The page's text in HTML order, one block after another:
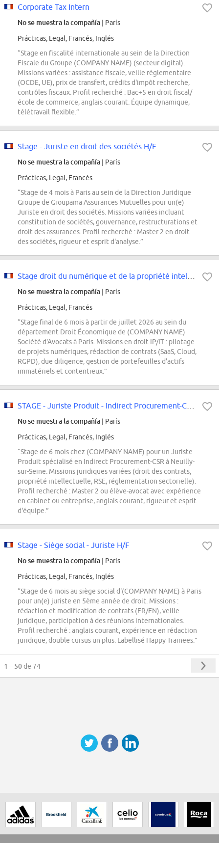
Corporate Tax Intern
No se muestra la compañía | París
Prácticas, Legal, Francés, Inglés
“Stage en fiscalité internationale au sein de la Direction
Fiscale du Groupe (COMPANY NAME) (secteur digital).
Missions variées : assistance fiscale, veille réglementaire
(OCDE, UE), prix de transfert, crédits d'impôt recherche,
contrôles fiscaux. Profil recherché : Bac+5 en droit fiscal/
école de commerce, anglais courant. Équipe dynamique,
télétravail flexible.”
Stage - Juriste en droit des sociétés H/F
No se muestra la compañía | París
Prácticas, Legal, Francés
“Stage de 4 mois à Paris au sein de la Direction Juridique
Groupe de Groupama Assurances Mutuelles pour un(e)
Juriste en droit des sociétés. Missions variées incluant
constitution de sociétés, gouvernance, restructurations et
droit des assurances. Profil recherché : Master 2 en droit
des sociétés, rigueur et esprit d'analyse.”
No se muestra la compañía | París
Prácticas, Legal, Francés
“Stage final de 6 mois à partir de juillet 2026 au sein du
département Droit Économique de (COMPANY NAME)
Société d'Avocats à Paris. Missions en droit IP/IT : pilotage
de projets numériques, rédaction de contrats (SaaS, Cloud,
RGPD), due diligence, gestion de portefeuilles d'actifs
immatériels et contentieux.”
No se muestra la compañía | París
Prácticas, Legal, Francés, Inglés
“Stage de 6 mois chez (COMPANY NAME) pour un Juriste
Produit spécialisé en Indirect Procurement-CSR à Neuilly-
sur-Seine. Missions juridiques variées (droit des contrats,
propriété intellectuelle, RSE, réglementation sectorielle).
Profil recherché : Master 2 ou élève-avocat avec expérience
en cabinet ou entreprise, anglais courant, rigueur et esprit
d'équipe.”
Stage - Siège social - Juriste H/F
No se muestra la compañía | París
Prácticas, Legal, Francés, Inglés
“Stage de 6 mois au siège social d'(COMPANY NAME) à Paris
pour un(e) juriste en 5ème année de droit. Missions :
rédaction et modification de contrats (FR/EN), veille
juridique, participation à des réunions internationales.
Profil recherché : anglais courant, expérience en rédaction
juridique, double cursus un plus. Labellisé Happy Trainees.”
1 – 50de 74